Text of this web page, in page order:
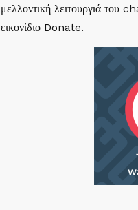
μελλοντική λειτουργιά του
εικονίδιο Donate.